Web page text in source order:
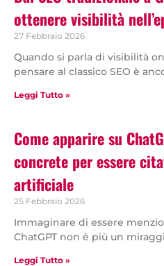
ottenere visibilità
27 Febbraio 2026
Quando si parla di visibilità
pensare al classico SEO è
Leggi Tutto »
Come apparire su
concrete per essere
artificiale
25 Febbraio 2026
Immaginare di essere
ChatGPT non è più un
Leggi Tutto »